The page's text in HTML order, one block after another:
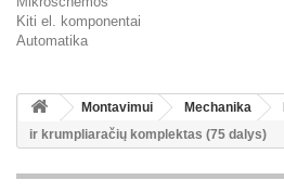
Kiti el. komponentai
Automatika
Montavimui Mechanika
ir krumpliaračių komplektas (75 dalys)